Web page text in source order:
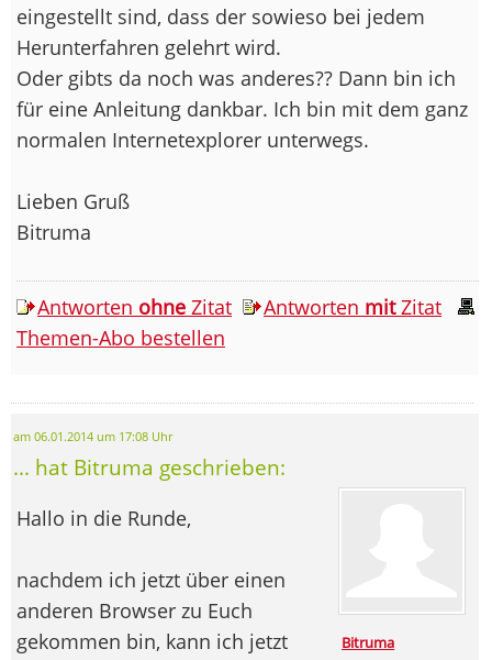
eingestellt sind, dass der sowieso bei jedem
Herunterfahren gelehrt wird.
Oder gibts da noch was anderes?? Dann bin ich
für eine Anleitung dankbar. Ich bin mit dem ganz
normalen Internetexplorer unterwegs.
Lieben Gruß
Bitruma
Antworten ohne Zitat Antworten mitZitat
Themen-Abo bestellen
am 06.01.2014 um 17:08 Uhr
... hat Bitruma geschrieben:
Bitruma
Hallo in die Runde,
nachdem ich jetzt über einen
anderen Browser zu Euch
gekommen bin, kann ich jetzt